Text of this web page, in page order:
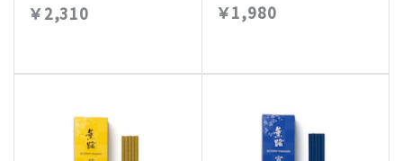
￥2,310 ￥1,980